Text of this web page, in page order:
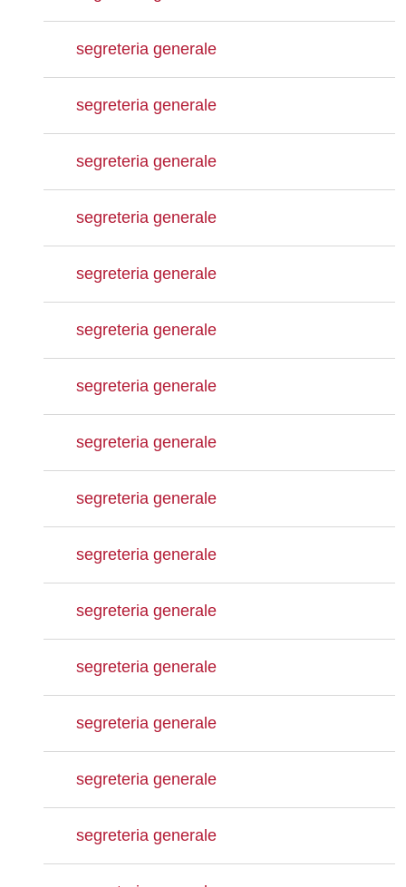
segreteria generale
segreteria generale
segreteria generale
segreteria generale
segreteria generale
segreteria generale
segreteria generale
segreteria generale
segreteria generale
segreteria generale
segreteria generale
segreteria generale
segreteria generale
segreteria generale
segreteria generale